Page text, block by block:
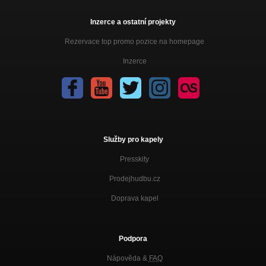
06. I Love My Schizophrenia - Life and Stuff - 2011
09. She´s Magnetic - Life and Stuff - 2011
11. Revenge - Life and Stuff - 2011
Inzerce a ostatní projekty
Rezervace top promo pozice na homepage
Inzerce
Služby pro kapely
Presskity
Prodejhudbu.cz
Doprava kapel
Podpora
Nápověda & FAQ